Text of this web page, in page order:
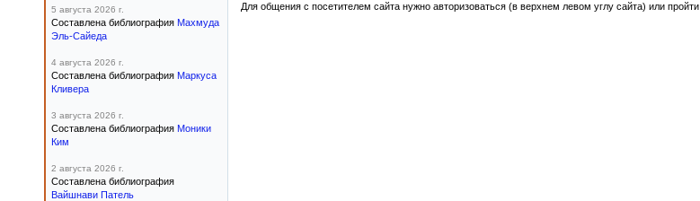
Для общения с посетителем сайта нужно авторизоваться (в верхнем левом углу сайта) или пройти
5 августа 2026 г.
Составлена библиография Махмуда
Эль-Сайеда
4 августа 2026 г.
Составлена библиография Маркуса
Кливера
3 августа 2026 г.
Составлена библиография Моники
Ким
2 августа 2026 г.
Составлена библиография
Вайшнави Патель